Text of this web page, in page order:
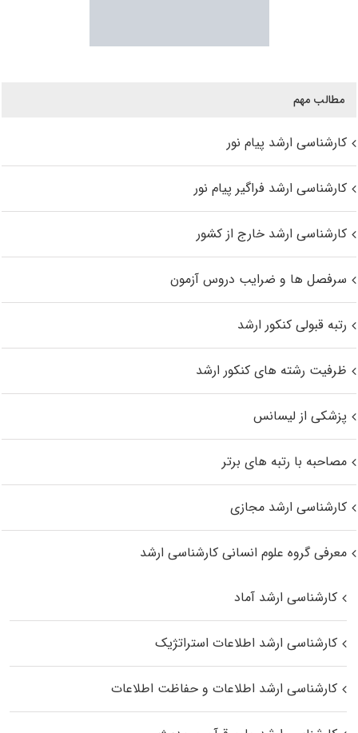
مطالب مهم
کارشناسی ارشد پیام نور
کارشناسی ارشد فراگیر پیام نور
کارشناسی ارشد خارج از کشور
سرفصل ها و ضرایب دروس آزمون
رتبه قبولی کنکور ارشد
ظرفیت رشته های کنکور ارشد
پزشکی از لیسانس
مصاحبه با رتبه های برتر
کارشناسی ارشد مجازی
معرفی گروه علوم انسانی کارشناسی ارشد
کارشناسی ارشد آماد
کارشناسی ارشد اطلاعات استراتژیک
کارشناسی ارشد اطلاعات و حفاظت اطلاعات